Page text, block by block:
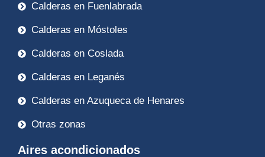
Calderas en Fuenlabrada
Calderas en Móstoles
Calderas en Coslada
Calderas en Leganés
Calderas en Azuqueca de Henares
Otras zonas
Aires acondicionados